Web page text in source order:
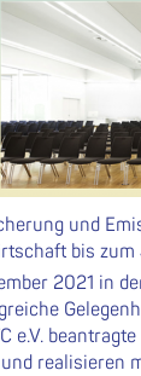
und
bis
2021 in
realisieren